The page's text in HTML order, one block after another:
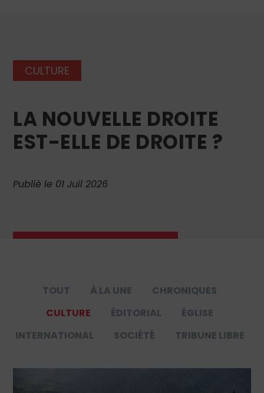
CULTURE
LA NOUVELLE DROITE
EST-ELLE DE DROITE ?
Publié le 01 Juil 2026
TOUT À LA UNE
CHRONIQUES
CULTURE
ÉDITORIAL
ÉGLISE
INTERNATIONAL
SOCIÉTÉ TRIBUNE LIBRE